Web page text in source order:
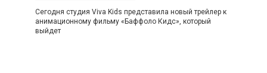
Сегодня студия Viva Kids представила новый трейлер к
анимационному фильму «Баффоло Кидс», который
выйдет